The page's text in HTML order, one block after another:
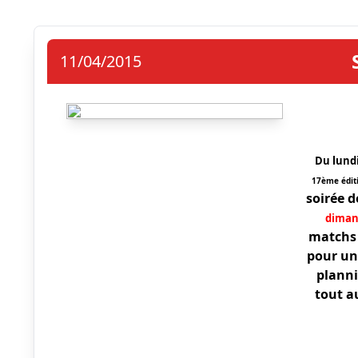
11/04/2015
Du
17ème
soirée
pour
tout